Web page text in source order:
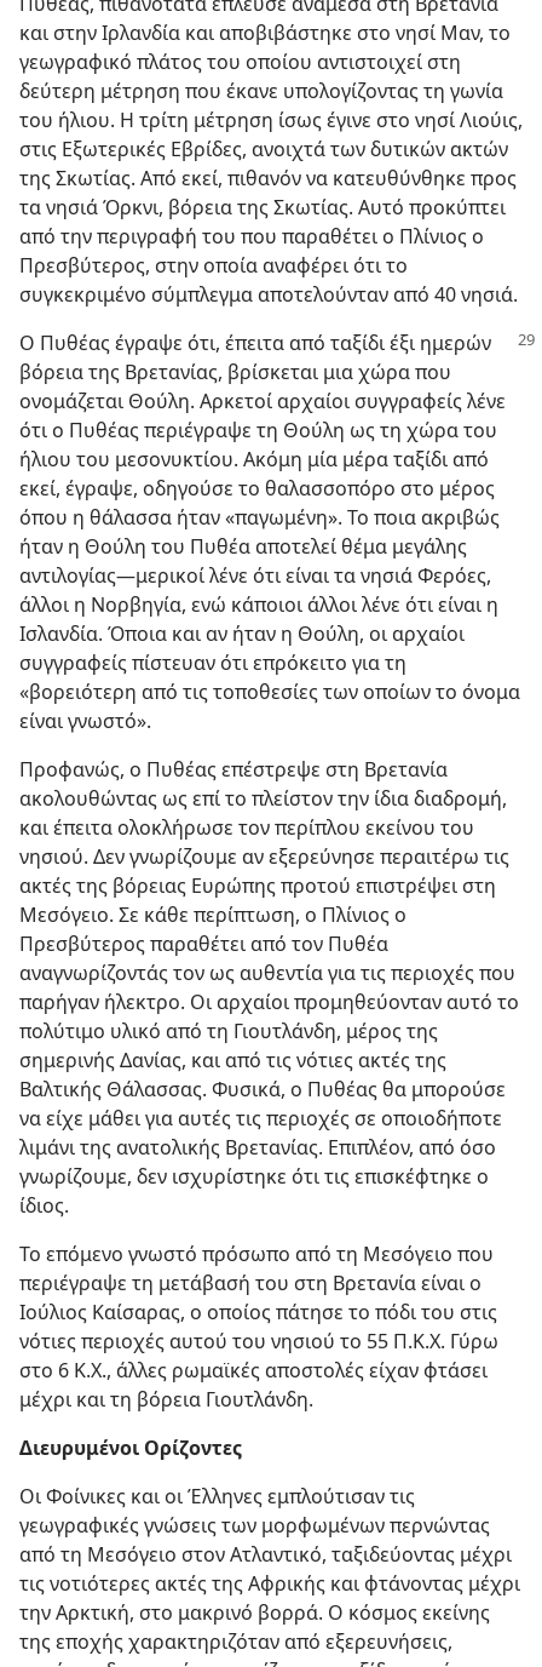
και στην Ιρλανδία και αποβιβάστηκε στο νησί Μαν, το
γεωγραφικό πλάτος του οποίου αντιστοιχεί στη
δεύτερη μέτρηση που έκανε υπολογίζοντας τη γωνία
του ήλιου. Η τρίτη μέτρηση ίσως έγινε στο νησί Λιούις,
στις Εξωτερικές Εβρίδες, ανοιχτά των δυτικών ακτών
της Σκωτίας. Από εκεί, πιθανόν να κατευθύνθηκε προς
τα νησιά Όρκνι, βόρεια της Σκωτίας. Αυτό προκύπτει
από την περιγραφή του που παραθέτει ο Πλίνιος ο
Πρεσβύτερος, στην οποία αναφέρει ότι το
συγκεκριμένο σύμπλεγμα αποτελούνταν από 40 νησιά.
Ο Πυθέας έγραψε ότι, έπειτα από ταξίδι έξι ημερών
βόρεια της Βρετανίας, βρίσκεται μια χώρα που
ονομάζεται Θούλη. Αρκετοί αρχαίοι συγγραφείς λένε
ότι ο Πυθέας περιέγραψε τη Θούλη ως τη χώρα του
ήλιου του μεσονυκτίου. Ακόμη μία μέρα ταξίδι από
εκεί, έγραψε, οδηγούσε το θαλασσοπόρο στο μέρος
όπου η θάλασσα ήταν «παγωμένη». Το ποια ακριβώς
ήταν η Θούλη του Πυθέα αποτελεί θέμα μεγάλης
αντιλογίας​—μερικοί λένε ότι είναι τα νησιά Φερόες,
άλλοι η Νορβηγία, ενώ κάποιοι άλλοι λένε ότι είναι η
Ισλανδία. Όποια και αν ήταν η Θούλη, οι αρχαίοι
συγγραφείς πίστευαν ότι επρόκειτο για τη
«βορειότερη από τις τοποθεσίες των οποίων το όνομα
είναι γνωστό».
Προφανώς, ο Πυθέας επέστρεψε στη Βρετανία
ακολουθώντας ως επί το πλείστον την ίδια διαδρομή,
και έπειτα ολοκλήρωσε τον περίπλου εκείνου του
νησιού. Δεν γνωρίζουμε αν εξερεύνησε περαιτέρω τις
ακτές της βόρειας Ευρώπης προτού επιστρέψει στη
Μεσόγειο. Σε κάθε περίπτωση, ο Πλίνιος ο
Πρεσβύτερος παραθέτει από τον Πυθέα
αναγνωρίζοντάς τον ως αυθεντία για τις περιοχές που
παρήγαν ήλεκτρο. Οι αρχαίοι προμηθεύονταν αυτό το
πολύτιμο υλικό από τη Γιουτλάνδη, μέρος της
σημερινής Δανίας, και από τις νότιες ακτές της
Βαλτικής Θάλασσας. Φυσικά, ο Πυθέας θα μπορούσε
να είχε μάθει για αυτές τις περιοχές σε οποιοδήποτε
λιμάνι της ανατολικής Βρετανίας. Επιπλέον, από όσο
γνωρίζουμε, δεν ισχυρίστηκε ότι τις επισκέφτηκε ο
ίδιος.
Το επόμενο γνωστό πρόσωπο από τη Μεσόγειο που
περιέγραψε τη μετάβασή του στη Βρετανία είναι ο
Ιούλιος Καίσαρας, ο οποίος πάτησε το πόδι του στις
νότιες περιοχές αυτού του νησιού το 55 Π.Κ.Χ. Γύρω
στο 6 Κ.Χ., άλλες ρωμαϊκές αποστολές είχαν φτάσει
μέχρι και τη βόρεια Γιουτλάνδη.
Διευρυμένοι Ορίζοντες
Οι Φοίνικες και οι Έλληνες εμπλούτισαν τις
γεωγραφικές γνώσεις των μορφωμένων περνώντας
από τη Μεσόγειο στον Ατλαντικό, ταξιδεύοντας μέχρι
τις νοτιότερες ακτές της Αφρικής και φτάνοντας μέχρι
την Αρκτική, στο μακρινό βορρά. Ο κόσμος εκείνης
της εποχής χαρακτηριζόταν από εξερευνήσεις,